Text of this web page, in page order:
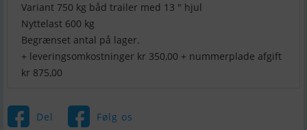
Variant 750 kg båd trailer med 13 " hjul
Nyttelast 600 kg
Begrænset antal på lager.
+ leveringsomkostninger kr 350,00 + nummerplade afgift
kr 875,00
Del Følg os